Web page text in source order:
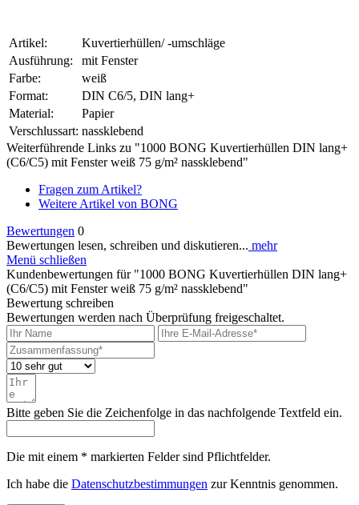
Artikel:
Kuvertierhüllen/ -umschläge
Ausführung:
mit Fenster
Farbe:
weiß
Format:
DIN C6/5, DIN lang+
Material:
Papier
Verschlussart: nassklebend
Weiterführende Links zu "1000 BONG Kuvertierhüllen DIN lang+
(C6/C5) mit Fenster weiß 75 g/m² nassklebend"
Fragen zum Artikel?
Weitere Artikel von BONG
Bewertungen 0
Bewertungen lesen, schreiben und diskutieren... mehr
Menü schließen
Kundenbewertungen für "1000 BONG Kuvertierhüllen DIN lang+
(C6/C5) mit Fenster weiß 75 g/m² nassklebend"
Bewertung schreiben
Bewertungen werden nach Überprüfung freigeschaltet.
Bitte geben Sie die Zeichenfolge in das nachfolgende Textfeld ein.
Die mit einem * markierten Felder sind Pflichtfelder.
Ich habe die Datenschutzbestimmungen zur Kenntnis genommen.